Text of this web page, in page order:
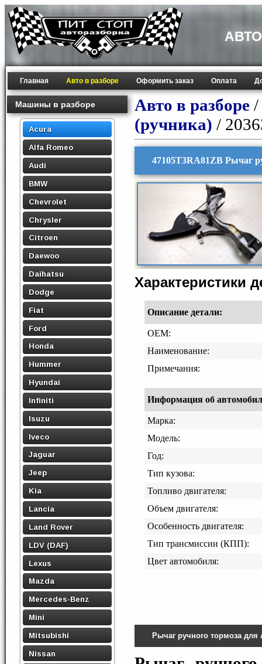
Главная Авто в разборе Оформить заказ Оплата
Машины в разборе
Acura
Alfa Romeo
Audi
BMW
Chevrolet
Chrysler
Citroen
Daewoo
Daihatsu
Dodge
Fiat
Ford
Honda
Hummer
Hyundai
Infiniti
Isuzu
Iveco
Jaguar
Jeep
Kia
Lancia
Land Rover
LDV (DAF)
Lexus
Mazda
Mercedes-Benz
Mini
Mitsubishi
Nissan
Авто в разборе /
(ручника) /
47105T3RA81ZB Рычаг
Характеристики
Описание детали:
OEM:
Наименование:
Примечания:
Информация об
Марка:
Модель:
Год:
Тип кузова:
Топливо двигателя:
Объем двигателя:
Особенность двигателя:
Тип трансмиссии (КПП):
Цвет автомобиля:
Рычаг ручного тормоза